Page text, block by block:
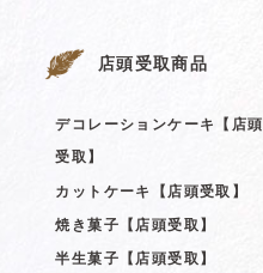
店頭受取商品
デコレーションケーキ【店頭
受取】
カットケーキ【店頭受取】
焼き菓子【店頭受取】
半生菓子【店頭受取】